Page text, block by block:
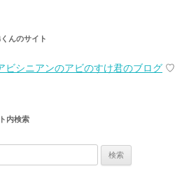
んのサイト
ビシニアンのアビのすけ君のブログ ♡
内検索